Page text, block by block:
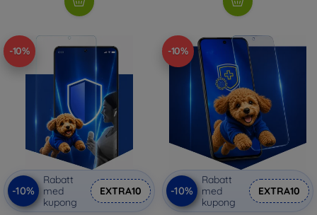
-10%
-10%
Rabatt
med
kupong
EXTRA10
-10%
-10%
Rabatt
med
kupong
EXTRA10